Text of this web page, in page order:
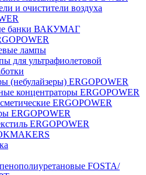
и очистители воздуха
банки ВАКУМАГ
лампы
для ультрафиолетовой
(небулайзеры) ERGOPOWER
концентраторы ERGOPOWER
ERGOPOWER
ERGOPOWER
ERGOPOWER
FOSTA/